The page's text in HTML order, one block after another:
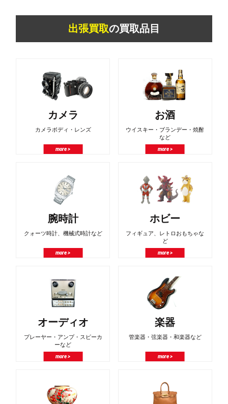
出張買取の買取品目
カメラ
カメラボディ・レンズ
more >
お酒
ウイスキー・ブランデー・焼酎
など
more >
腕時計
クォーツ時計、機械式時計など
more >
ホビー
フィギュア、レトロおもちゃな
ど
more >
オーディオ
プレーヤー・アンプ・スピーカ
ーなど
more >
楽器
管楽器・弦楽器・和楽器など
more >